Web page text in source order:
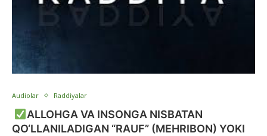
Audiolar Raddiyalar
ALLOHGA VA INSONGA NISBATAN
QO‘LLANILADIGAN “RAUF” (MEHRIBON) YOKI